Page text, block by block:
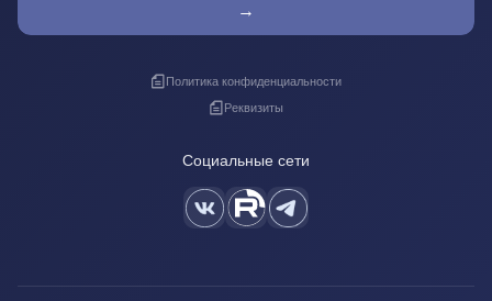
→
Политика конфиденциальности
Реквизиты
Социальные сети